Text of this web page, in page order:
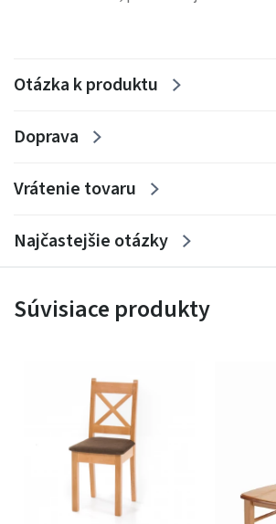
Otázka k produktu
Doprava
Vrátenie tovaru
Najčastejšie otázky
Súvisiace produkty